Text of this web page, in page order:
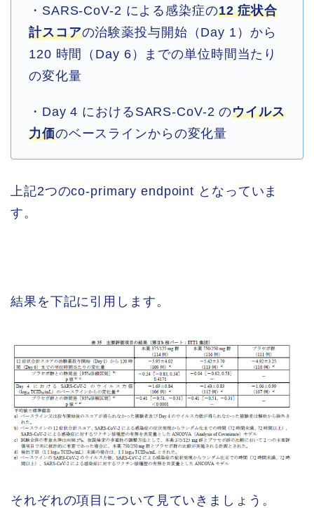
・SARS-CoV-2 による感染症の12 症状合
計スコアの治験薬投与開始（Day 1）から
120 時間（Day 6）までの単位時間当たり
の変化量
・Day 4 におけるSARS-CoV-2 のウイルス
力価のベースラインからの変化量
上記2つのco-primary endpoint となっていま
す。
結果を下記に引用します。
それぞれの項目について見ていきましょう。